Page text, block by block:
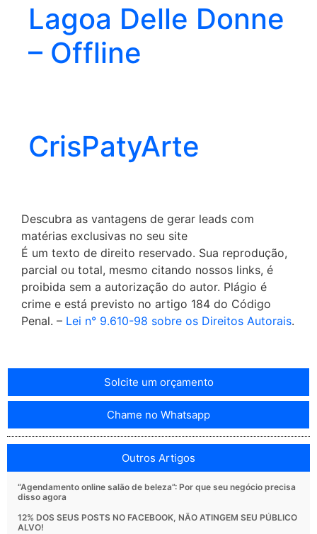
Lagoa Delle Donne
– Offline
CrisPatyArte
Descubra as vantagens de gerar leads com
matérias exclusivas no seu site
É um texto de direito reservado. Sua reprodução,
parcial ou total, mesmo citando nossos links, é
proibida sem a autorização do autor. Plágio é
crime e está previsto no artigo 184 do Código
Penal. – Lei n° 9.610-98 sobre os Direitos Autorais.
Solcite um orçamento
Chame no Whatsapp
Outros Artigos
“Agendamento online salão de beleza”: Por que seu negócio precisa
disso agora
12% DOS SEUS POSTS NO FACEBOOK, NÃO ATINGEM SEU PÚBLICO
ALVO!